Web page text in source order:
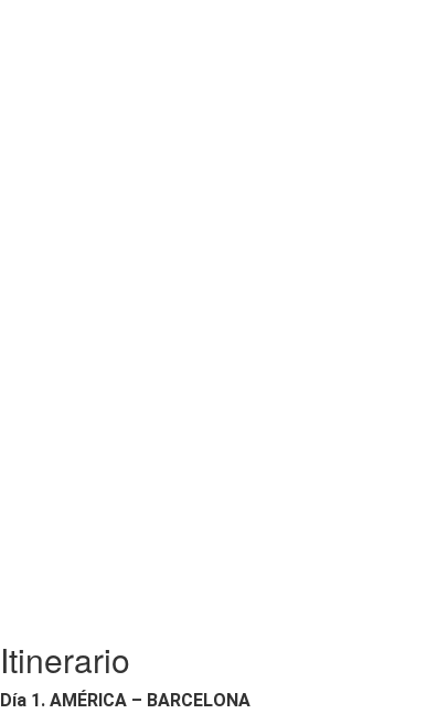
Itinerario
Día 1. AMÉRICA – BARCELONA